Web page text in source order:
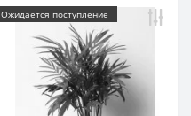
Ожидается поступление